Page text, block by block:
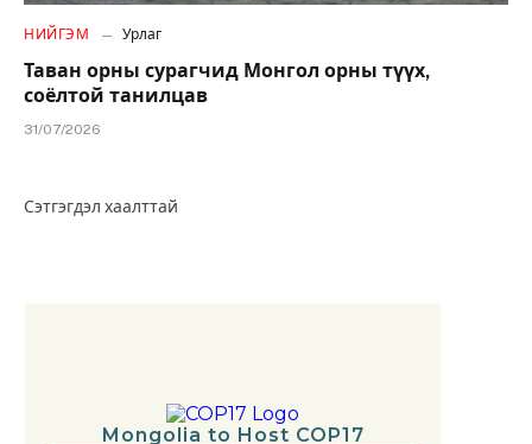
НИЙГЭМ Урлаг
Таван орны сурагчид Монгол орны түүх,
соёлтой танилцав
31/07/2026
Сэтгэгдэл хаалттай